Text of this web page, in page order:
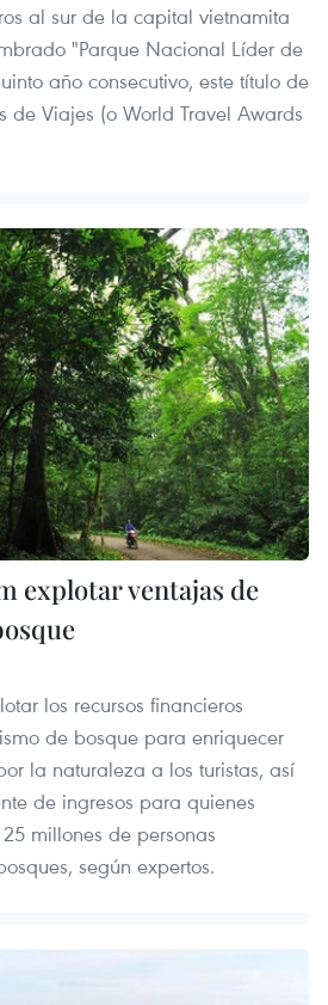
al sur de la capital vietnamita
"Parque Nacional Líder de
año consecutivo, este título de
de Viajes (o World Travel Awards
explotar ventajas de
los recursos financieros
de bosque para enriquecer
la naturaleza a los turistas, así
de ingresos para quienes
millones de personas
según expertos.